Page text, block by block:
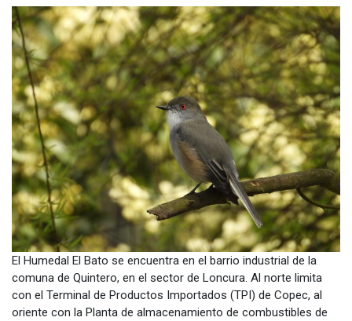
El Humedal El Bato se encuentra en el barrio industrial de la
comuna de Quintero, en el sector de Loncura. Al norte limita
con el Terminal de Productos Importados (TPI) de Copec, al
oriente con la Planta de almacenamiento de combustibles de